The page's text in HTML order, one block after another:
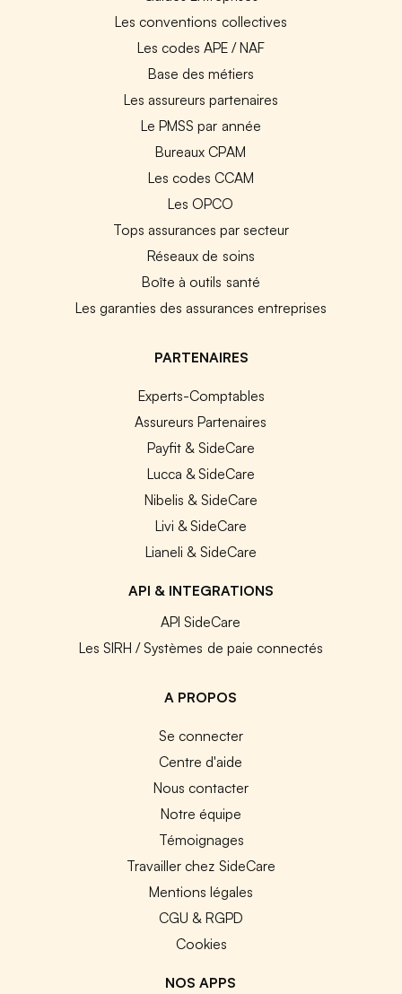
Les conventions collectives
Les codes APE / NAF
Base des métiers
Les assureurs partenaires
Le PMSS par année
Bureaux CPAM
Les codes CCAM
Les OPCO
Tops assurances par secteur
Réseaux de soins
Boîte à outils santé
Les garanties des assurances entreprises
PARTENAIRES
Experts-Comptables
Assureurs Partenaires
Payfit & SideCare
Lucca & SideCare
Nibelis & SideCare
Livi & SideCare
Lianeli & SideCare
API & INTEGRATIONS
API SideCare
Les SIRH / Systèmes de paie connectés
A PROPOS
Se connecter
Centre d'aide
Nous contacter
Notre équipe
Témoignages
Travailler chez SideCare
Mentions légales
CGU & RGPD
Cookies
NOS APPS